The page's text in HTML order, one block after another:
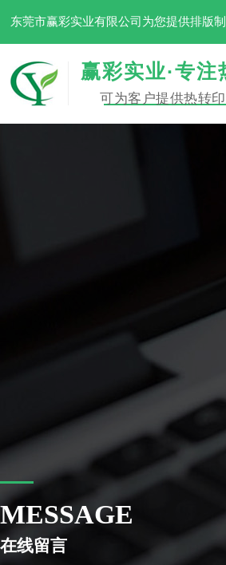
东莞市赢彩实业有限公司为您提供排版
赢彩实业·专
可为客户提供热转
MESSAGE
在线留言